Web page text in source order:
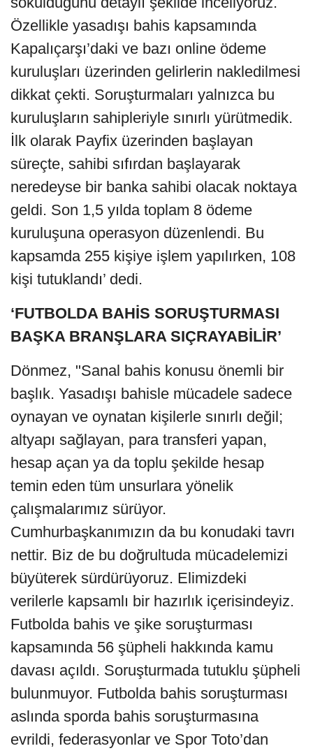
Özellikle yasadışı bahis kapsamında
Kapalıçarşı’daki ve bazı online ödeme
kuruluşları üzerinden gelirlerin nakledilmesi
dikkat çekti. Soruşturmaları yalnızca bu
kuruluşların sahipleriyle sınırlı yürütmedik.
İlk olarak Payfix üzerinden başlayan
süreçte, sahibi sıfırdan başlayarak
neredeyse bir banka sahibi olacak noktaya
geldi. Son 1,5 yılda toplam 8 ödeme
kuruluşuna operasyon düzenlendi. Bu
kapsamda 255 kişiye işlem yapılırken, 108
kişi tutuklandı’ dedi.
‘FUTBOLDA BAHİS SORUŞTURMASI
BAŞKA BRANŞLARA SIÇRAYABİLİR’
Dönmez, "Sanal bahis konusu önemli bir
başlık. Yasadışı bahisle mücadele sadece
oynayan ve oynatan kişilerle sınırlı değil;
altyapı sağlayan, para transferi yapan,
hesap açan ya da toplu şekilde hesap
temin eden tüm unsurlara yönelik
çalışmalarımız sürüyor.
Cumhurbaşkanımızın da bu konudaki tavrı
nettir. Biz de bu doğrultuda mücadelemizi
büyüterek sürdürüyoruz. Elimizdeki
verilerle kapsamlı bir hazırlık içerisindeyiz.
Futbolda bahis ve şike soruşturması
kapsamında 56 şüpheli hakkında kamu
davası açıldı. Soruşturmada tutuklu şüpheli
bulunmuyor. Futbolda bahis soruşturması
aslında sporda bahis soruşturmasına
evrildi, federasyonlar ve Spor Toto’dan